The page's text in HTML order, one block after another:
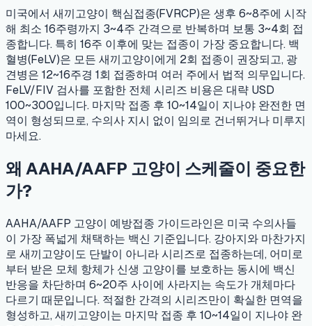
미국에서 새끼고양이 핵심접종(FVRCP)은 생후 6~8주에 시작
해 최소 16주령까지 3~4주 간격으로 반복하며 보통 3~4회 접
종합니다. 특히 16주 이후에 맞는 접종이 가장 중요합니다. 백
혈병(FeLV)은 모든 새끼고양이에게 2회 접종이 권장되고, 광
견병은 12~16주경 1회 접종하며 여러 주에서 법적 의무입니다.
FeLV/FIV 검사를 포함한 전체 시리즈 비용은 대략 USD
100~300입니다. 마지막 접종 후 10~14일이 지나야 완전한 면
역이 형성되므로, 수의사 지시 없이 임의로 건너뛰거나 미루지
마세요.
왜 AAHA/AAFP 고양이 스케줄이 중요한
가?
AAHA/AAFP 고양이 예방접종 가이드라인은 미국 수의사들
이 가장 폭넓게 채택하는 백신 기준입니다. 강아지와 마찬가지
로 새끼고양이도 단발이 아니라 시리즈로 접종하는데, 어미로
부터 받은 모체 항체가 신생 고양이를 보호하는 동시에 백신
반응을 차단하며 6~20주 사이에 사라지는 속도가 개체마다
다르기 때문입니다. 적절한 간격의 시리즈만이 확실한 면역을
형성하고, 새끼고양이는 마지막 접종 후 10~14일이 지나야 완